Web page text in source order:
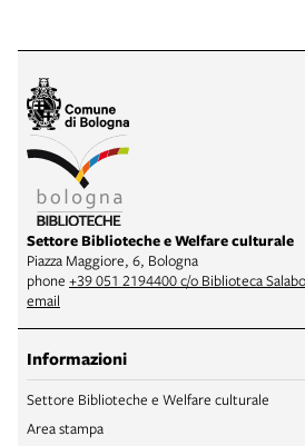
Settore Biblioteche e Welfare culturale
Piazza Maggiore, 6, Bologna
phone +39 051 2194400 c/o Biblioteca
email
Informazioni
Settore Biblioteche e Welfare culturale
Area stampa